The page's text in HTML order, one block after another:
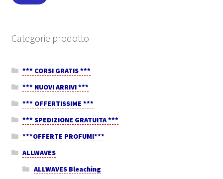
Categorie prodotto
*** CORSI GRATIS ***
*** NUOVI ARRIVI ***
*** OFFERTISSIME ***
*** SPEDIZIONE GRATUITA ***
***OFFERTE PROFUMI***
ALLWAVES
ALLWAVES Bleaching